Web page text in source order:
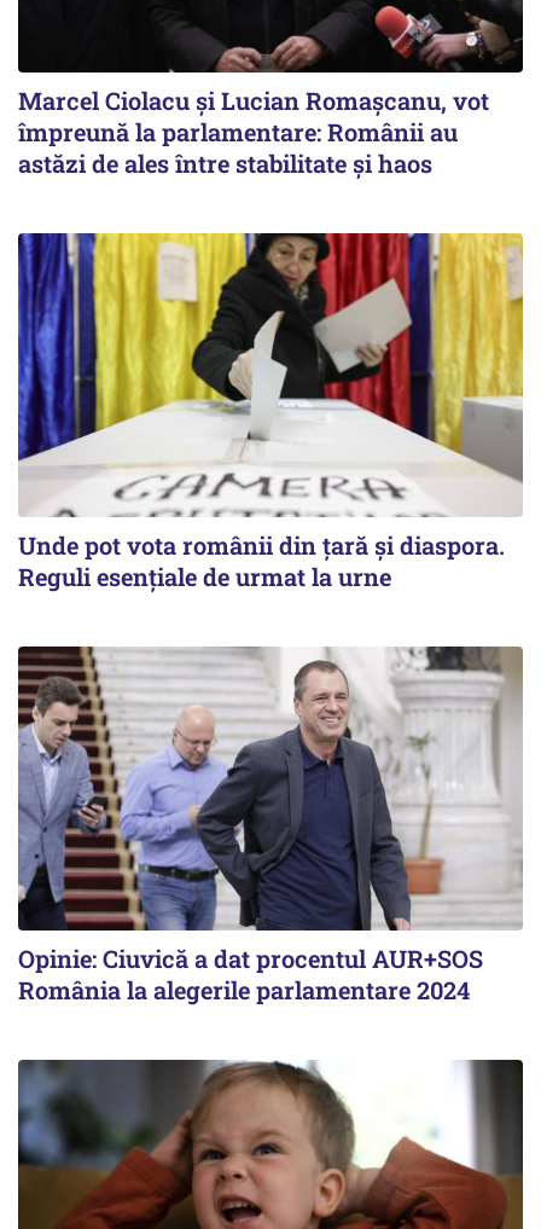
Marcel Ciolacu și Lucian Romașcanu, vot
împreună la parlamentare: Românii au
astăzi de ales între stabilitate şi haos
Unde pot vota românii din țară și diaspora.
Reguli esențiale de urmat la urne
Opinie: Ciuvică a dat procentul AUR+SOS
România la alegerile parlamentare 2024